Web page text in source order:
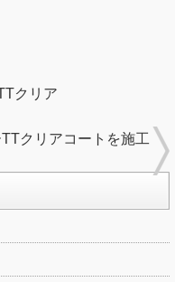
クリア
クリアコートを施工